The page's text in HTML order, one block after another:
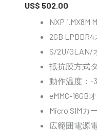
US$ 502.00
NXP i.MX8M
2GB
S/2U/GLAN/
抵抗膜方式
動作温度：-
eMMC-16GB
Micro SIMカ
広範囲電源